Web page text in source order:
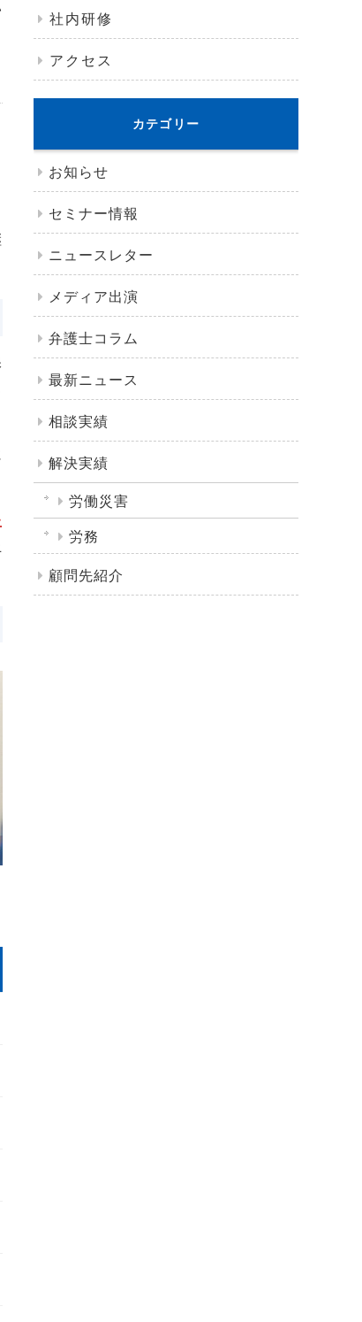
社内研修
アクセス
カテゴリー
お知らせ
セミナー情報
ニュースレター
メディア出演
弁護士コラム
最新ニュース
相談実績
解決実績
労働災害
労務
顧問先紹介